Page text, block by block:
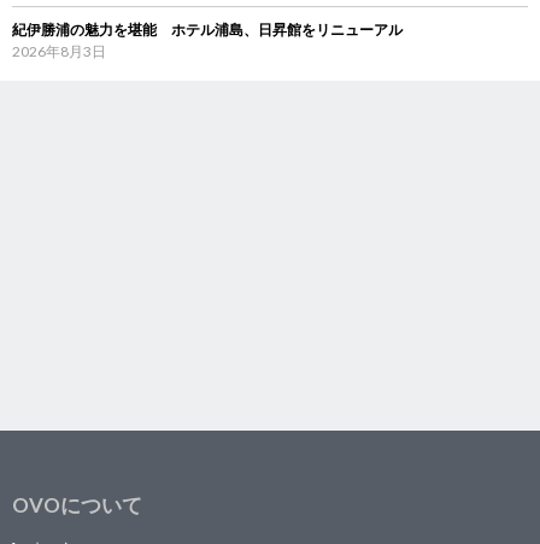
紀伊勝浦の魅力を堪能 ホテル浦島、日昇館をリニューアル
2026年8月3日
OVOについて